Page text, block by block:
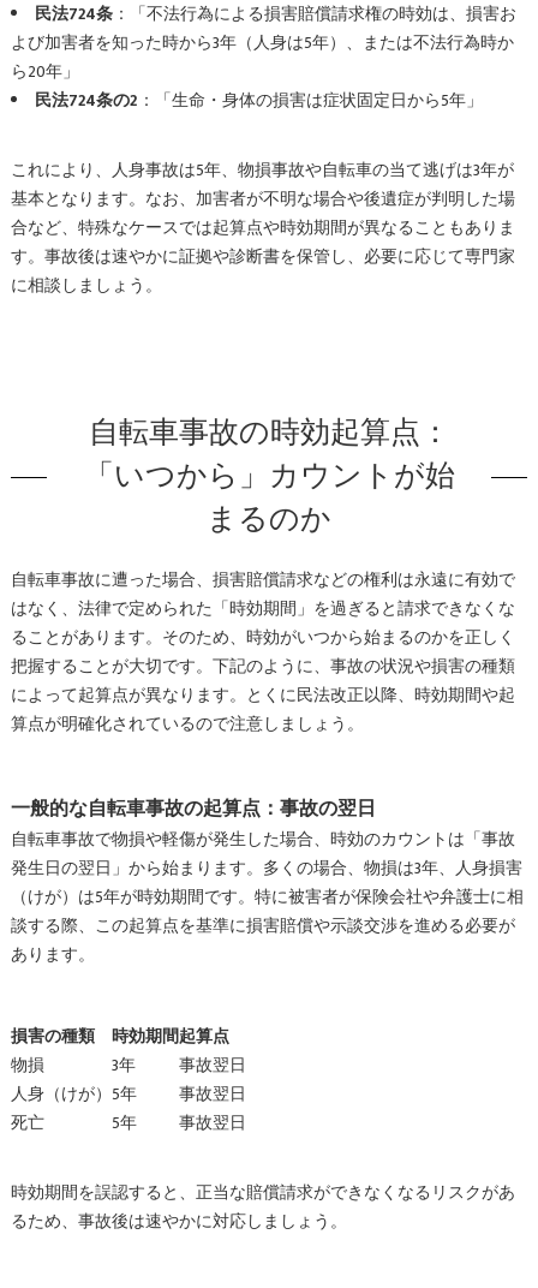
民法724条：「不法行為による損害賠償請求権の時効は、損害お
よび加害者を知った時から3年（人身は5年）、または不法行為時か
ら20年」
民法724条の2 ：「生命・身体の損害は症状固定日から5年」
これにより、人身事故は5年、物損事故や自転車の当て逃げは3年が
基本となります。なお、加害者が不明な場合や後遺症が判明した場
合など、特殊なケースでは起算点や時効期間が異なることもありま
す。事故後は速やかに証拠や診断書を保管し、必要に応じて専門家
に相談しましょう。
自転車事故の時効起算点：
「いつから」カウントが始
まるのか
自転車事故に遭った場合、損害賠償請求などの権利は永遠に有効で
はなく、法律で定められた「時効期間」を過ぎると請求できなくな
ることがあります。そのため、時効がいつから始まるのかを正しく
把握することが大切です。下記のように、事故の状況や損害の種類
によって起算点が異なります。とくに民法改正以降、時効期間や起
算点が明確化されているので注意しましょう。
一般的な自転車事故の起算点：事故の翌日
自転車事故で物損や軽傷が発生した場合、時効のカウントは「事故
発生日の翌日」から始まります。多くの場合、物損は3年、人身損害
（けが）は5年が時効期間です。特に被害者が保険会社や弁護士に相
談する際、この起算点を基準に損害賠償や示談交渉を進める必要が
あります。
損害の種類 時効期間起算点
物損
3年
事故翌日
人身（けが） 5年
事故翌日
死亡
5年 事故翌日
時効期間を誤認すると、正当な賠償請求ができなくなるリスクがあ
るため、事故後は速やかに対応しましょう。